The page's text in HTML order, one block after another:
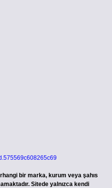
bir marka, kurum veya şahıs
Sitede yalnızca kendi